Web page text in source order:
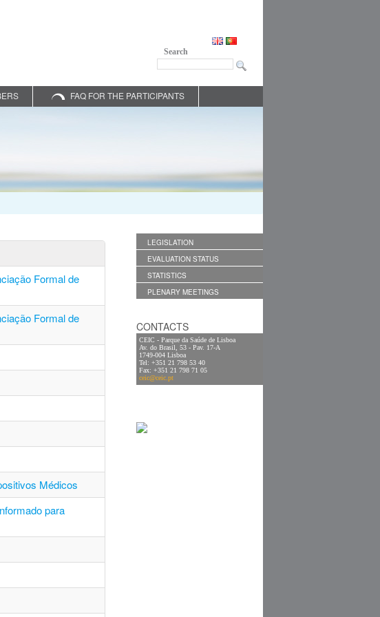
Search
FAQ FOR THE PARTICIPANTS
Formal de
Formal de
Médicos
para
LEGISLATION
EVALUATION STATUS
STATISTICS
PLENARY MEETINGS
CONTACTS
CEIC - Parque da Saúde de Lisboa
Av. do Brasil, 53 - Pav. 17-A
1749-004 Lisboa
Tel: +351 21 798 53 40
Fax: +351 21 798 71 05
ceic@ceic.pt